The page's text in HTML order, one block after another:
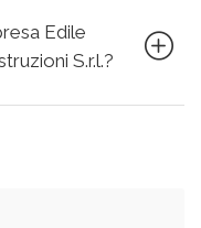
Edile
S.r.l.?